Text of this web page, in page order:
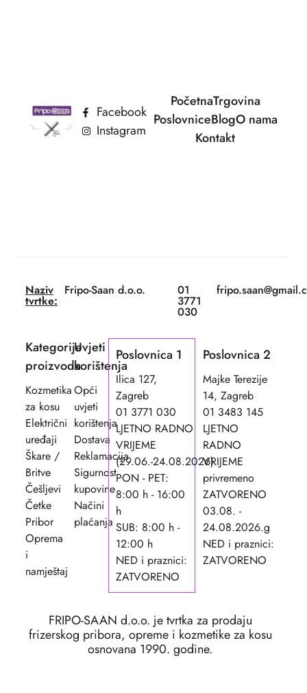
PočetnaTrgovina
PoslovniceBlogO nama
Kontakt
Facebook
Instagram
Naziv
tvrtke:
Fripo-Saan d.o.o. 01
3771
030
Kategorije
proizvoda
Kozmetika
za kosu
Električni
uređaji
Škare /
Britve
Češljevi
Četke
Pribor
Oprema
i
namještaj
Uvjeti
korištenja
Opći
uvjeti
korištenja
Dostava
Reklamacija
Sigurnost
kupovine
Načini
plaćanja
Poslovnica 1
Ilica 127,
Zagreb
01 3771 030
LJETNO RADNO
VRIJEME
(29.06.-24.08.2026)
PON - PET:
8:00 h - 16:00
h
SUB: 8:00 h -
12:00 h
NED i praznici:
ZATVORENO
Poslovnica 2
Majke Terezije
14, Zagreb
01 3483 145
LJETNO
RADNO
VRIJEME
privremeno
ZATVORENO
03.08. -
24.08.2026.g
NED i praznici:
ZATVORENO
FRIPO-SAAN d.o.o. je tvrtka za prodaju
frizerskog pribora, opreme i kozmetike za kosu
osnovana 1990. godine.